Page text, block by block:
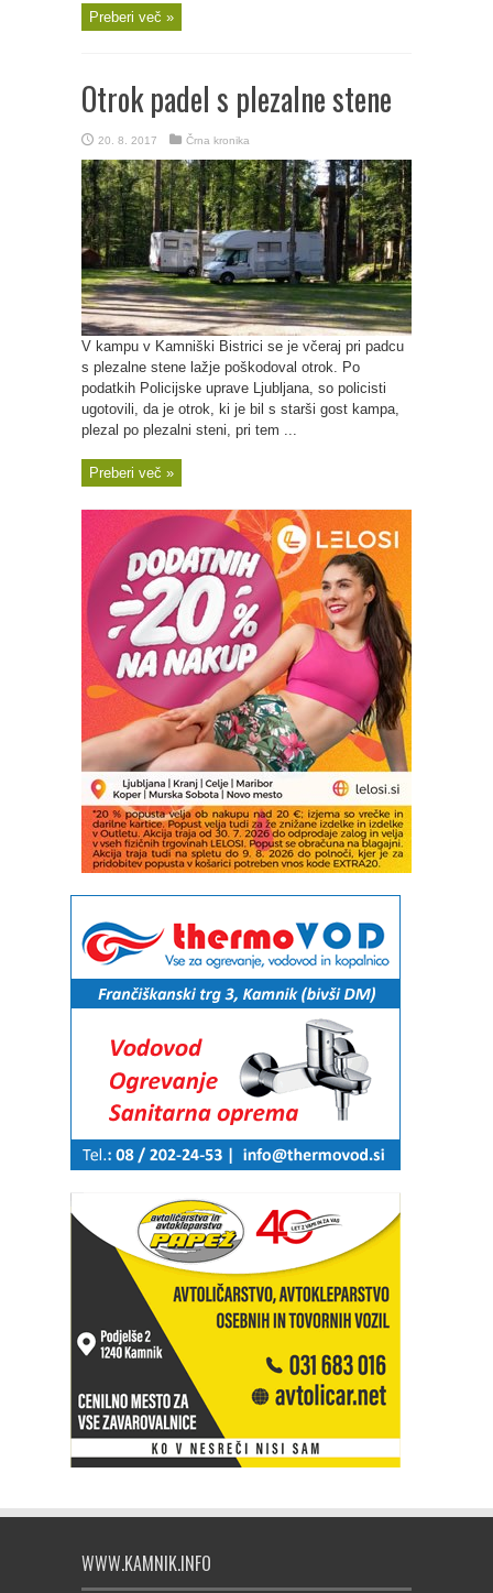
Preberi več »
Otrok padel s plezalne stene
20. 8. 2017 Črna kronika
V kampu v Kamniški Bistrici se je včeraj pri padcu
s plezalne stene lažje poškodoval otrok. Po
podatkih Policijske uprave Ljubljana, so policisti
ugotovili, da je otrok, ki je bil s starši gost kampa,
plezal po plezalni steni, pri tem ...
Preberi več »
WWW.KAMNIK.INFO